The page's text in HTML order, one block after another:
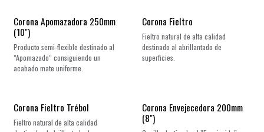
Corona Apomazadora 250mm
(10")
Producto semi-flexible destinado al
”Apomazado” consiguiendo un
acabado mate uniforme.
Corona Fieltro
Fieltro natural de alta calidad
destinado al abrillantado de
superficies.
Corona Fieltro Trébol
Fieltro natural de alta calidad
Corona Envejecedora 200mm
(8")